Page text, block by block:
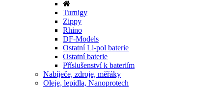
Turnigy
Zippy
Rhino
DF-Models
Ostatní Li-pol baterie
Ostatní baterie
Příslušenství k bateriím
Nabíječe, zdroje, měřáky
Oleje, lepidla, Nanoprotech